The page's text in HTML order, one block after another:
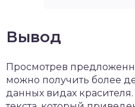
Вывод
Просмотрев
можно получить более
данных видах